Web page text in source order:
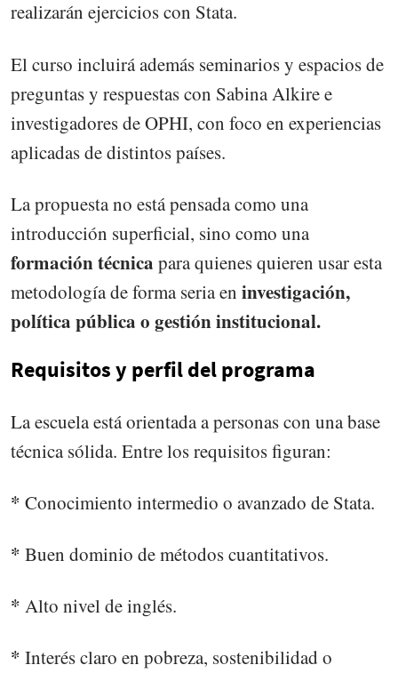
realizarán ejercicios con Stata.
El curso incluirá además seminarios y espacios de
preguntas y respuestas con Sabina Alkire e
investigadores de OPHI, con foco en experiencias
aplicadas de distintos países.
La propuesta no está pensada como una
introducción superficial, sino como una
formación técnica para quienes quieren usar esta
metodología de forma seria en investigación,
política pública o gestión institucional.
Requisitos y perfil del programa
La escuela está orientada a personas con una base
técnica sólida. Entre los requisitos figuran:
* Conocimiento intermedio o avanzado de Stata.
* Buen dominio de métodos cuantitativos.
* Alto nivel de inglés.
* Interés claro en pobreza, sostenibilidad o